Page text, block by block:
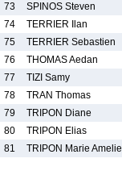
73
SPINOS Steven
74
TERRIER Ilan
75
TERRIER Sebastien
76
THOMAS Aedan
77
TIZI Samy
78
TRAN Thomas
79
TRIPON Diane
80
TRIPON Elias
81
TRIPON Marie Amelie